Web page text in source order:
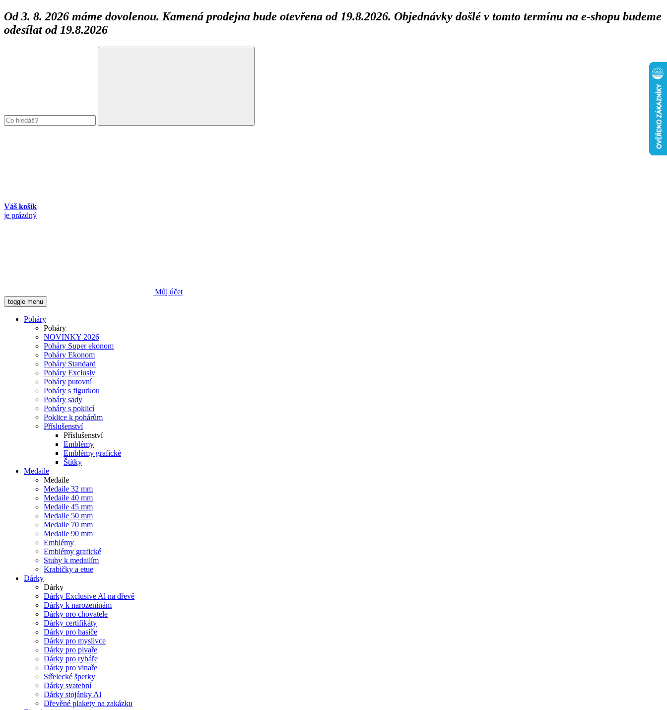
Od 3. 8. 2026 máme dovolenou. Kamená prodejna bude otevřena od 19.8.2026. Objednávky došlé v tomto termínu na e-shopu budeme
odesílat od 19.8.2026
Váš košík
je prázdný
Můj účet
toggle menu
Poháry
Poháry
NOVINKY 2026
Poháry Super ekonom
Poháry Ekonom
Poháry Standard
Poháry Exclusiv
Poháry putovní
Poháry s figurkou
Poháry sady
Poháry s poklicí
Poklice k pohárům
Příslušenství
Příslušenství
Emblémy
Emblémy grafické
Štítky
Medaile
Medaile
Medaile 32 mm
Medaile 40 mm
Medaile 45 mm
Medaile 50 mm
Medaile 70 mm
Medaile 90 mm
Emblémy
Emblémy grafické
Stuhy k medailím
Krabičky a etue
Dárky
Dárky
Dárky Exclusive Al na dřevě
Dárky k narozeninám
Dárky pro chovatele
Dárky certifikáty
Dárky pro hasiče
Dárky pro myslivce
Dárky pro pivaře
Dárky pro rybáře
Dárky pro vinaře
Střelecké šperky
Dárky svatební
Dárky stojánky Al
Dřevěné plakety na zakázku